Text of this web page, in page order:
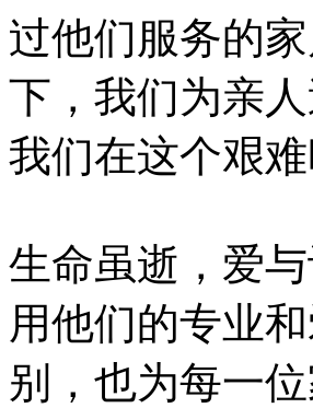
过他们服务的
下，我们为亲
我们在这个艰
生命虽逝，爱
用他们的专业
别，也为每一